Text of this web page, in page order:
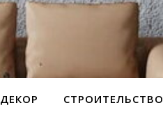
ДЕКОР СТРОИТЕЛЬСТВО